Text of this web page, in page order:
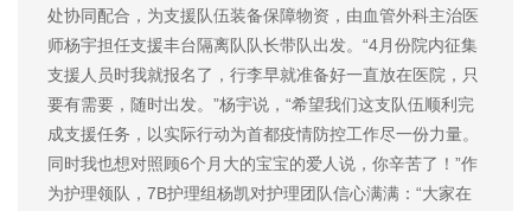
处协同配合，为支援队伍装备保障物资，由血管外科主治医
师杨宇担任支援丰台隔离队队长带队出发。“4月份院内征集
支援人员时我就报名了，行李早就准备好一直放在医院，只
要有需要，随时出发。”杨宇说，“希望我们这支队伍顺利完
成支援任务，以实际行动为首都疫情防控工作尽一份力量。
同时我也想对照顾6个月大的宝宝的爱人说，你辛苦了！”作
为护理领队，7B护理组杨凯对护理团队信心满满：“大家在